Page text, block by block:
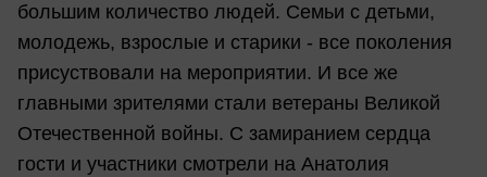
большим количество людей. Семьи с детьми,
молодежь, взрослые и старики - все поколения
присуствовали на мероприятии. И все же
главными зрителями стали ветераны Великой
Отечественной войны. С замиранием сердца
гости и участники смотрели на Анатолия